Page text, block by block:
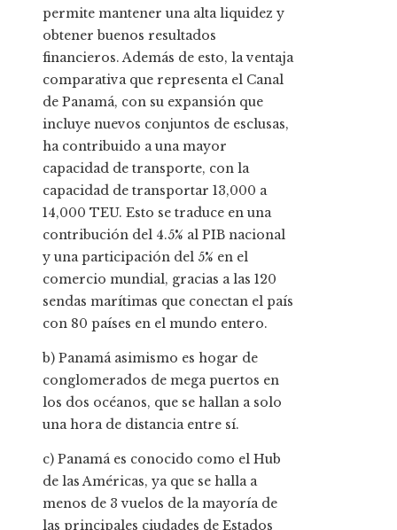
permite mantener una alta liquidez y
obtener buenos resultados
financieros. Además de esto, la ventaja
comparativa que representa el Canal
de Panamá, con su expansión que
incluye nuevos conjuntos de esclusas,
ha contribuido a una mayor
capacidad de transporte, con la
capacidad de transportar 13,000 a
14,000 TEU. Esto se traduce en una
contribución del 4.5% al PIB nacional
y una participación del 5% en el
comercio mundial, gracias a las 120
sendas marítimas que conectan el país
con 80 países en el mundo entero.
b) Panamá asimismo es hogar de
conglomerados de mega puertos en
los dos océanos, que se hallan a solo
una hora de distancia entre sí.
c) Panamá es conocido como el Hub
de las Américas, ya que se halla a
menos de 3 vuelos de la mayoría de
las principales ciudades de Estados